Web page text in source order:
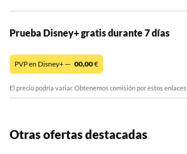
Prueba Disney+ gratis durante 7 días
PVP en Disney+ — 00,00€
El precio podría variar. Obtenemos comisión por estos enlaces
Otras ofertas destacadas